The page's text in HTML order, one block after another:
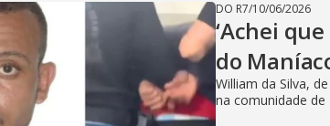
DO R7/10/06/2026
‘Achei
do
William da Silva,
na comunidade de